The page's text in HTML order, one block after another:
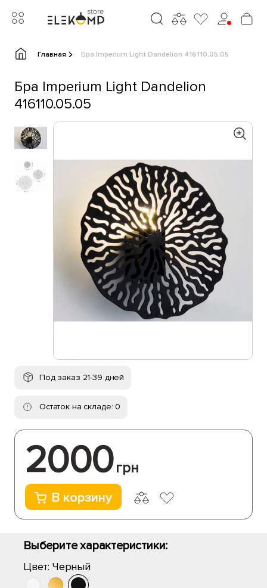
Главная Бра Imperium Light Dandelion 416110.05.05
Бра Imperium Light Dandelion
416110.05.05
Под заказ 21-39 дней
Остаток на складе: 0
2000грн
В корзину
Выберите характеристики:
Цвет: Черный